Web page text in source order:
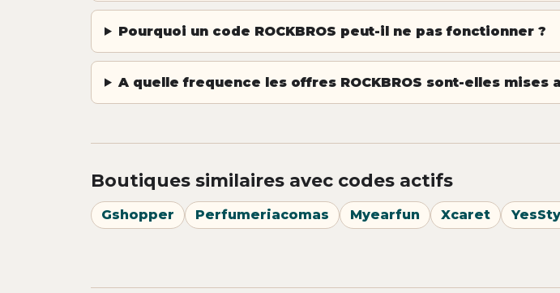
Pourquoi un code ROCKBROS peut-il ne pas fonctionner ?
A quelle frequence les offres ROCKBROS sont-elles mises
Boutiques similaires avec codes actifs
Gshopper Perfumeriacomas Myearfun Xcaret